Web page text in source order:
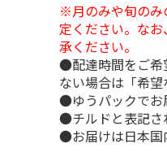
※月のみや旬のみ
定ください。な
承ください。
●配達時間をご希
ない場合は「希望
●ゆうパックでお
●チルドと表記さ
●お届けは日本国